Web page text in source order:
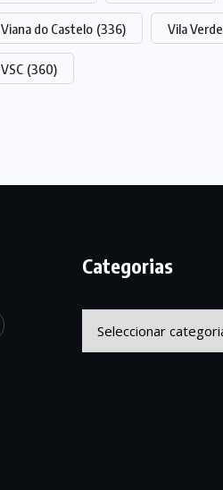
Viana do Castelo (336) Vila Verde
VSC (360)
Categorias